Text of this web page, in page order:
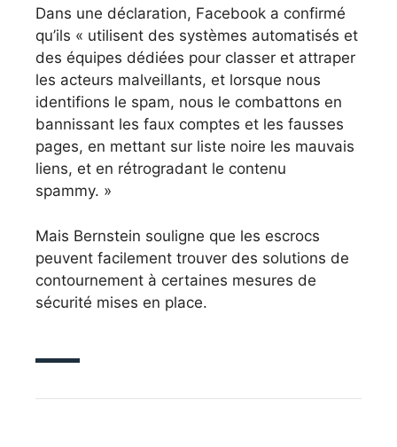
Dans une déclaration, Facebook a confirmé
qu’ils « utilisent des systèmes automatisés et
des équipes dédiées pour classer et attraper
les acteurs malveillants, et lorsque nous
identifions le spam, nous le combattons en
bannissant les faux comptes et les fausses
pages, en mettant sur liste noire les mauvais
liens, et en rétrogradant le contenu
spammy. »
Mais Bernstein souligne que les escrocs
peuvent facilement trouver des solutions de
contournement à certaines mesures de
sécurité mises en place.